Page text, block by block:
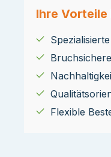
Ihre
Flexible